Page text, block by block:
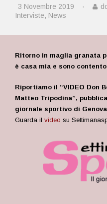
3 Novembre 2019 ·
Interviste, News
Ritorno in maglia granata
è casa mia e sono
Riportiamo il “VIDEO Don
Matteo Tripodina”,
giornale sportivo di Genova
Guarda il video su